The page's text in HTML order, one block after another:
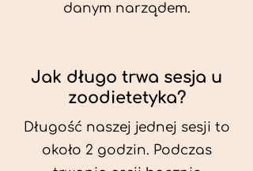
danym narządem.
Jak długo trwa sesja u
zoodietetyka?
Długość naszej jednej sesji to
około 2 godzin. Podczas